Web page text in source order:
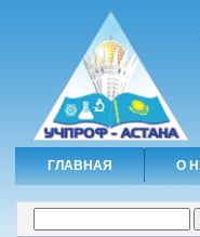
ГЛАВНАЯ О